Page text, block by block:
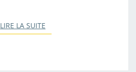
LIRE LA SUITE